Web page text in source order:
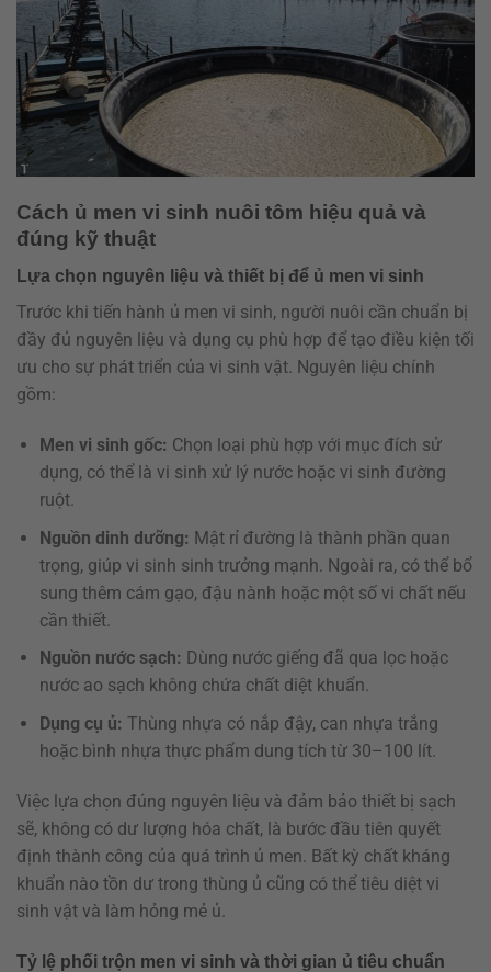
Cách ủ men vi sinh nuôi tôm hiệu quả và
đúng kỹ thuật
Lựa chọn nguyên liệu và thiết bị để ủ men vi sinh
Trước khi tiến hành ủ men vi sinh, người nuôi cần chuẩn bị
đầy đủ nguyên liệu và dụng cụ phù hợp để tạo điều kiện tối
ưu cho sự phát triển của vi sinh vật. Nguyên liệu chính
gồm:
Men vi sinh gốc: Chọn loại phù hợp với mục đích sử
dụng, có thể là vi sinh xử lý nước hoặc vi sinh đường
ruột.
Nguồn dinh dưỡng: Mật rỉ đường là thành phần quan
trọng, giúp vi sinh sinh trưởng mạnh. Ngoài ra, có thể bổ
sung thêm cám gạo, đậu nành hoặc một số vi chất nếu
cần thiết.
Nguồn nước sạch: Dùng nước giếng đã qua lọc hoặc
nước ao sạch không chứa chất diệt khuẩn.
Dụng cụ ủ: Thùng nhựa có nắp đậy, can nhựa trắng
hoặc bình nhựa thực phẩm dung tích từ 30–100 lít.
Việc lựa chọn đúng nguyên liệu và đảm bảo thiết bị sạch
sẽ, không có dư lượng hóa chất, là bước đầu tiên quyết
định thành công của quá trình ủ men. Bất kỳ chất kháng
khuẩn nào tồn dư trong thùng ủ cũng có thể tiêu diệt vi
sinh vật và làm hỏng mẻ ủ.
Tỷ lệ phối trộn men vi sinh và thời gian ủ tiêu chuẩn